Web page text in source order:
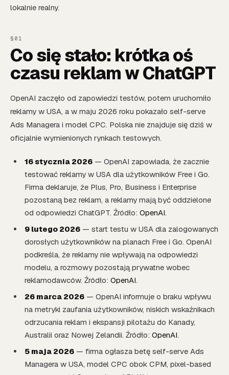
lokalnie realny.
Co się stało: krótka oś
czasu reklam w ChatGPT
OpenAI zaczęło od zapowiedzi testów, potem uruchomiło
reklamy w USA, a w maju 2026 roku pokazało self-serve
Ads Managera i model CPC. Polska nie znajduje się dziś w
oficjalnie wymienionych rynkach testowych.
16 stycznia 2026 — OpenAI zapowiada, że zacznie
testować reklamy w USA dla użytkowników Free i Go.
Firma deklaruje, że Plus, Pro, Business i Enterprise
pozostaną bez reklam, a reklamy mają być oddzielone
od odpowiedzi ChatGPT. Źródło: OpenAI.
9 lutego 2026 — start testu w USA dla zalogowanych
dorosłych użytkowników na planach Free i Go. OpenAI
podkreśla, że reklamy nie wpływają na odpowiedzi
modelu, a rozmowy pozostają prywatne wobec
reklamodawców. Źródło: OpenAI.
26 marca 2026 — OpenAI informuje o braku wpływu
na metryki zaufania użytkowników, niskich wskaźnikach
odrzucania reklam i ekspansji pilotażu do Kanady,
Australii oraz Nowej Zelandii. Źródło: OpenAI.
5 maja 2026 — firma ogłasza betę self-serve Ads
Managera w USA, model CPC obok CPM, pixel-based